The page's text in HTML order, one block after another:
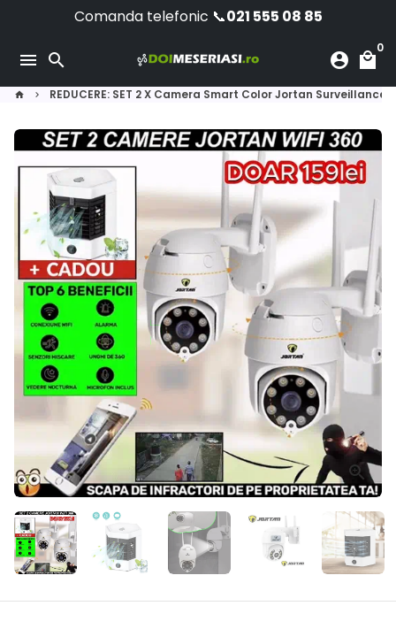
content
Comanda telefonic 📞021 555 08 85
menu search account_circle local_mall
0
home keyboard_arrow_right REDUCERE: SET 2 X Camera Smart Color Jortan